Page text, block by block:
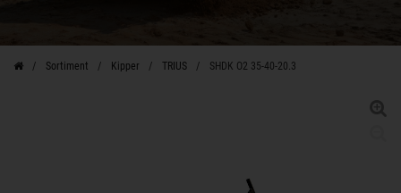
Sortiment Kipper TRIUS SHDK O2 35-40-20.3